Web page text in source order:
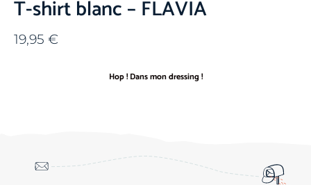
T-shirt blanc – FLAVIA
19,95 €
Hop ! Dans mon dressing !